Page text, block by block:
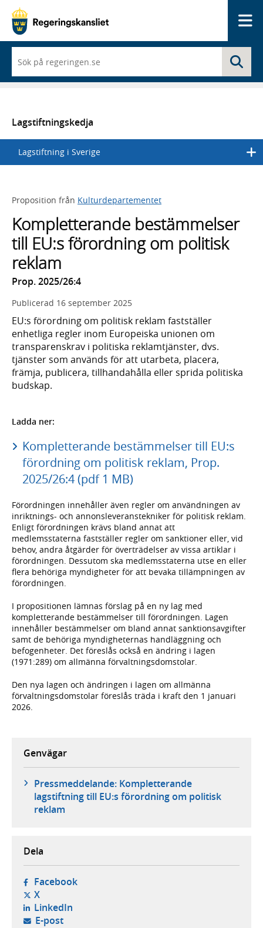
du
börjar
skriva
en
lista
med
sökförslag
Lagstiftningskedja
Lagstiftning i Sverige
Proposition från Kulturdepartementet
Kompletterande bestämmelser
till EU:s förordning om politisk
reklam
Prop. 2025/26:4
Publicerad 16 september 2025
EU:s förordning om politisk reklam fastställer
enhetliga regler inom Europeiska unionen om
transparenskrav i politiska reklamtjänster, dvs.
tjänster som används för att utarbeta, placera,
främja, publicera, tillhandahålla eller sprida politiska
budskap.
Ladda ner:
Kompletterande bestämmelser till EU:s
förordning om politisk reklam, Prop.
2025/26:4 (pdf 1 MB)
Förordningen innehåller även regler om användningen av
inriktnings- och annonsleveranstekniker för politisk reklam.
Enligt förordningen krävs bland annat att
medlemsstaterna fastställer regler om sanktioner eller, vid
behov, andra åtgärder för överträdelser av vissa artiklar i
förordningen. Dessutom ska medlemsstaterna utse en eller
flera behöriga myndigheter för att bevaka tillämpningen av
förordningen.
I propositionen lämnas förslag på en ny lag med
kompletterande bestämmelser till förordningen. Lagen
innehåller bestämmelser om bland annat sanktionsavgifter
samt de behöriga myndigheternas handläggning och
befogenheter. Det föreslås också en ändring i lagen
(1971:289) om allmänna förvaltningsdomstolar.
Den nya lagen och ändringen i lagen om allmänna
förvaltningsdomstolar föreslås träda i kraft den 1 januari
2026.
Genvägar
Pressmeddelande: Kompletterande
lagstiftning till EU:s förordning om politisk
reklam
Dela
Facebook- öppnas i ny flik, extern webbplats,
X- öppnas i ny flik, extern webbplats,
LinkedIn- öppnas i ny flik, extern webbplats,
E-post- öppnar din e-postklient,